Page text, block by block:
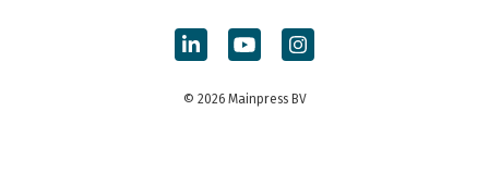
© 2026 Mainpress BV